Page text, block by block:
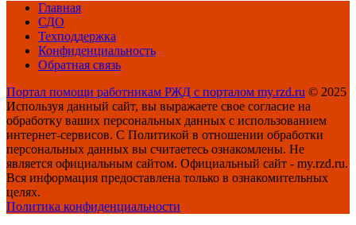
Главная
СДО
Техподдержка
Конфиденциальность
Обратная связь
Портал помощи работникам РЖД с порталом my.rzd.ru © 2025
Используя данный сайт, вы выражаете свое согласие на
обработку ваших персональных данных с использованием
интернет-сервисов. С Политикой в отношении обработки
персональных данных вы считаетесь ознакомлены. Не
является официальным сайтом. Официальный сайт - my.rzd.ru.
Вся информация предоставлена только в ознакомительных
целях.
Политика конфиденциальности